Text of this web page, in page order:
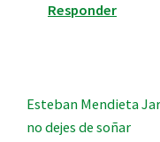
Responder
Esteban Mendieta
no dejes de soñar